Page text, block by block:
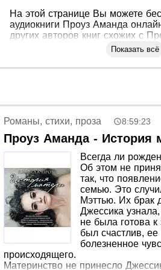
На этой странице Вы можете
аудиокниги Проуз Аманда
других авторов книг схожих с
Показать всё
Романы, стихи, проза 8:59:23
Проуз Аманда - История
Всегда ли
Об этом не
так, что
семью. Это
Мэттью. Их брак
Джессика
не была готова к
был счастлив,
болезненное
происходящего.
Материнство не принесло